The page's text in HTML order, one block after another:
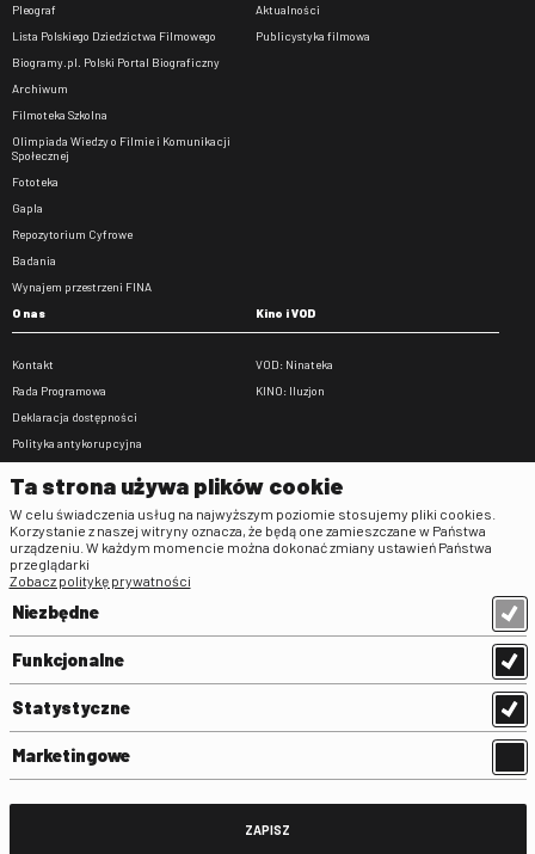
Pleograf
Lista Polskiego Dziedzictwa Filmowego
Biogramy.pl. Polski Portal Biograficzny
Archiwum
Filmoteka Szkolna
Olimpiada Wiedzy o Filmie i Komunikacji
Społecznej
Fototeka
Gapla
Repozytorium Cyfrowe
Badania
Wynajem przestrzeni FINA
Aktualności
Publicystyka filmowa
O nas
Kontakt
Rada Programowa
Deklaracja dostępności
Polityka antykorupcyjna
Zamówienia publiczne
Praca w FINA
Kino i VOD
VOD: Ninateka
KINO: Iluzjon
Regulaminy
Klauzula informacyjna RODO
Regulamin użytkowania parkingu
Standardy ochrony małoletnich
Regulamin kina Iluzjon
Ta strona używa plików cookie
W celu świadczenia usług na najwyższym poziomie stosujemy pliki cookies.
Korzystanie z naszej witryny oznacza, że będą one zamieszczane w Państwa
urządzeniu. W każdym momencie można dokonać zmiany ustawień Państwa
przeglądarki
Zobacz politykę prywatności
Niezbędne
Funkcjonalne
Statystyczne
Marketingowe
ZAPISZ